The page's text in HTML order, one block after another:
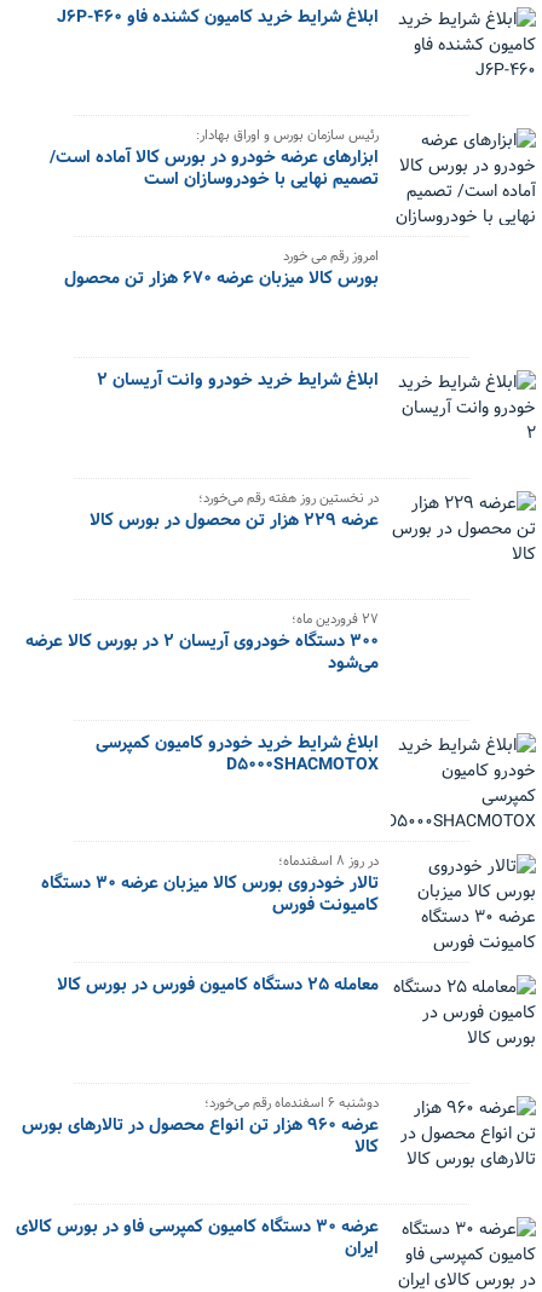
ابلاغ شرایط خرید کامیون کشنده فاو J6P-460
رئیس سازمان بورس و اوراق بهادار:
ابزارهای عرضه خودرو در بورس کالا آماده است/
تصمیم نهایی با خودروسازان است
امروز رقم می خورد
بورس کالا میزبان عرضه ۶۷۰ هزار تن محصول
ابلاغ شرایط خرید خودرو وانت آریسان ۲
در نخستین روز هفته رقم می‌خورد؛
عرضه ۲۲۹ هزار تن محصول در بورس کالا
۲۷ فروردین ماه؛
۳۰۰ دستگاه خودروی آریسان ۲ در بورس کالا عرضه
می‌شود
ابلاغ شرایط خرید خودرو کامیون کمپرسی
D5000SHACMOTOX
در روز ۸ اسفندماه؛
تالار خودروی بورس کالا میزبان عرضه ۳۰ دستگاه
کامیونت فورس
معامله ۲۵ دستگاه کامیون فورس در بورس کالا
دوشنبه ۶ اسفندماه رقم می‌خورد؛
عرضه ۹۶۰ هزار تن انواع محصول در تالارهای بورس
کالا
عرضه ۳۰ دستگاه کامیون کمپرسی فاو در بورس کالای
ایران